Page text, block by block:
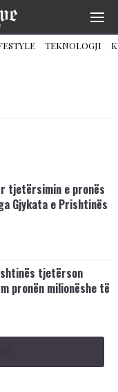
TEKNOLOGJI
tjetërsimin e pronës
Gjykata e Prishtinës
tjetërson
pronën milionëshe të